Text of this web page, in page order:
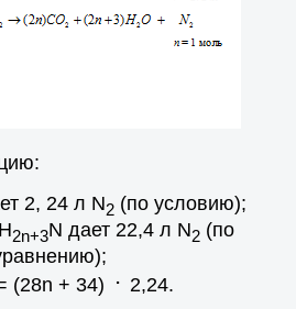
2, 24 л N2(по условию);
Н2n+3N дает 22,4 л N2 (по
(28n + 34) . 2,24.